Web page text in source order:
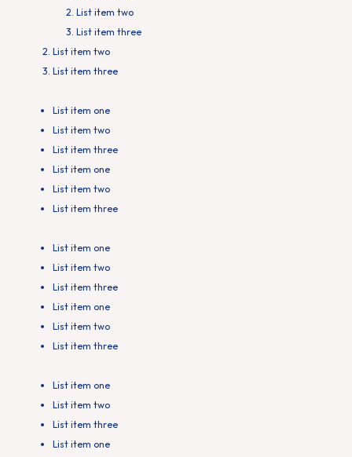
List item two
List item three
List item two
List item three
List item one
List item two
List item three
List item one
List item two
List item three
List item one
List item two
List item three
List item one
List item two
List item three
List item one
List item two
List item three
List item one